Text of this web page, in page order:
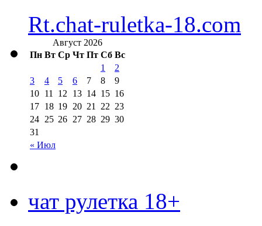
Rt.chat-ruletka-18.com
Август 2026
Пн Вт Ср Чт Пт Сб Вс
« Июл
1
2
3
4 5 6 7 8
9
10 11 12 13 14 15 16
17 18 19 20 21 22 23
24 25 26 27 28 29 30
31
чат рулетка 18+